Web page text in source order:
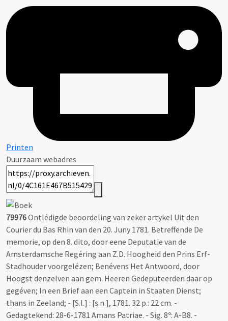
Printen
Duurzaam webadres
79976Ontlédigde beoordeling van zeker artykel Uit den
Courier du Bas Rhin van den 20. Juny 1781. Betreffende De
memorie, op den 8. dito, door eene Deputatie van de
Amsterdamsche Regéring aan Z.D. Hoogheid den Prins Erf-
Stadhouder voorgelézen; Benévens Het Antwoord, door
Hoogst denzelven aan gem. Heeren Gedeputeerden daar op
gegéven; In een Brief aan een Captein in Staaten Dienst;
thans in Zeeland; - [S.l.] : [s.n.], 1781. 32 p.: 22 cm. -
Gedagtekend: 28-6-1781 Amans Patriae. - Sig. 8º: A-B8. -